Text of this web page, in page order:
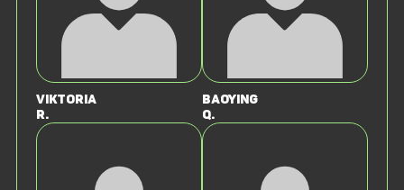
Viktoria
R.
Baoying
Q.